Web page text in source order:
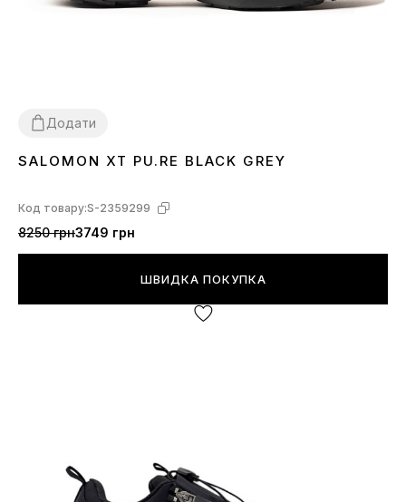
Додати
4143
SALOMON XT PU.RE BLACK GREY
Код товару:S-2359299
8250 грн3749 грн
ШВИДКА ПОКУПКА